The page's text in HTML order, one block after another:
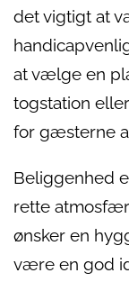
det vigtigt at
at vælge en
togstation
for gæsterne
Beliggenhed
rette
ønsker en
være en god